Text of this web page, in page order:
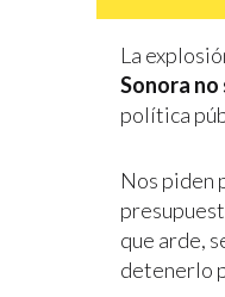
La
Sonora no
política
Nos piden
que arde,
detenerlo